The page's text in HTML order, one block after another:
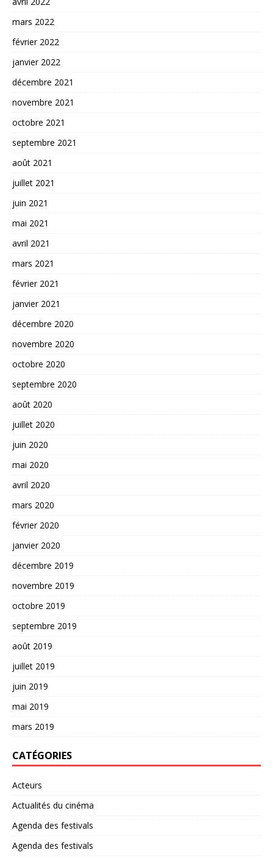
mars 2022
février 2022
janvier 2022
décembre 2021
novembre 2021
octobre 2021
septembre 2021
août 2021
juillet 2021
juin 2021
mai 2021
avril 2021
mars 2021
février 2021
janvier 2021
décembre 2020
novembre 2020
octobre 2020
septembre 2020
août 2020
juillet 2020
juin 2020
mai 2020
avril 2020
mars 2020
février 2020
janvier 2020
décembre 2019
novembre 2019
octobre 2019
septembre 2019
août 2019
juillet 2019
juin 2019
mai 2019
mars 2019
CATÉGORIES
Acteurs
Actualités du cinéma
Agenda des festivals
Agenda des festivals